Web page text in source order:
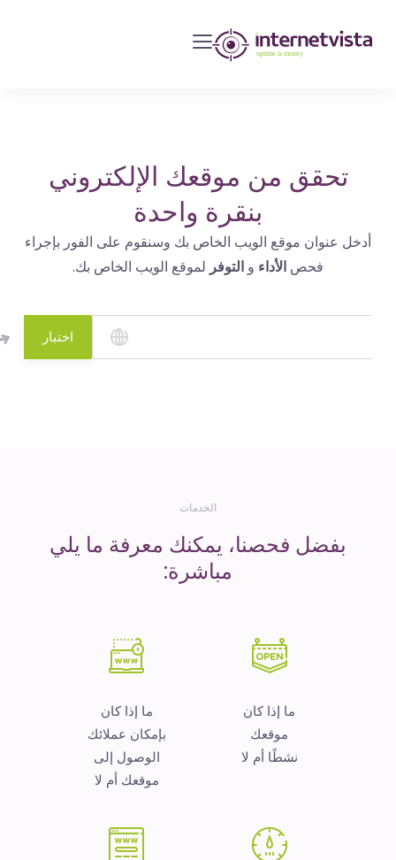
مراقبة
مواقع
الويب
الإنترنت
التشغيل
تحقق من موقعك الإلكتروني
بنقرة واحدة
أدخل عنوان موقع الويب الخاص بك وسنقوم على الفور بإجراء
فحصالأداءو التوفرلموقع الويب الخاص بك.
اختبار
الخدمات
بفضل فحصنا، يمكنك معرفة ما يلي
مباشرة:
ما إذا كان
موقعك
نشطًا أم لا
ما إذا كان
بإمكان عملائك
الوصول إلى
موقعك أم لا